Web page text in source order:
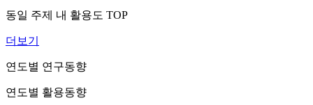
동일 주제 내 활용도 TOP
더보기
연도별 연구동향
연도별 활용동향